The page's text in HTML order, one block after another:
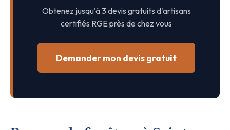
Obtenez jusqu'à 3 devis gratuits d'artisans
certifiés RGE près de chez vous
Demander mon devis gratuit